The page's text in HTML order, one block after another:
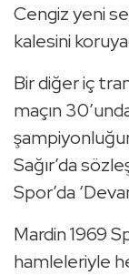
Cengiz yeni
kalesini
Bir diğer iç
maçın
Sağır’da
Spor’da
Mardin 1969
hamleleriyle